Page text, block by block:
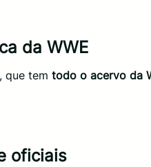
da WWE
que tem todo o acervo da
oficiais